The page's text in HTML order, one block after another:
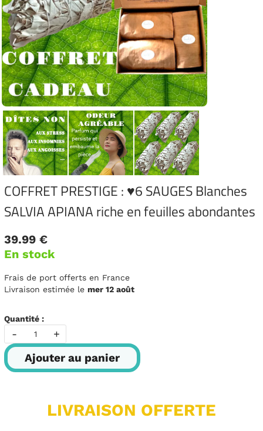
COFFRET PRESTIGE : ♥6 SAUGES Blanches
SALVIA APIANA riche en feuilles abondantes
39.99 €
En stock
Frais de port offerts en France
Livraison estimée le mer 12 août
Quantité :
- +
Ajouter au panier
LIVRAISON OFFERTE